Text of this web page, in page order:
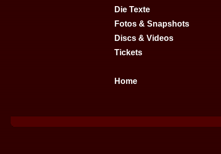
Die Texte
Fotos & Snapshots
Discs & Videos
Tickets
Home